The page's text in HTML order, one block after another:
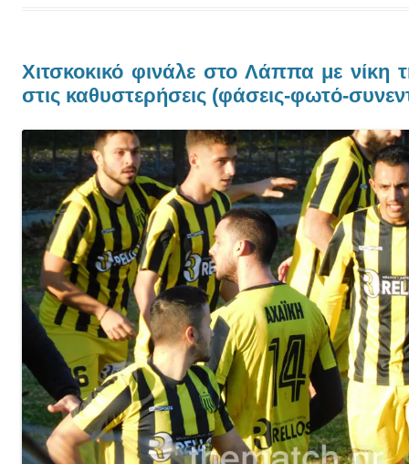
Χιτσκοκικό φινάλε στο Λάππα με νίκη
στις καθυστερήσεις (φάσεις-φωτό-